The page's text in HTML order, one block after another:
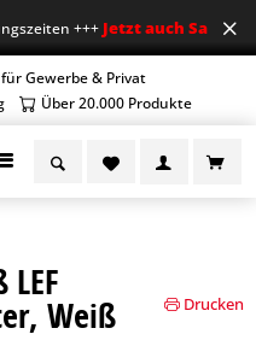
+++Jetzt auch Sa
Gewerbe & Privat
Über 20.000 Produkte
Weiß Drucken